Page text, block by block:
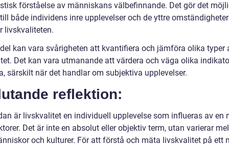
förståelse av människans välbefinnande. Det gör det
både individens inre upplevelser och de yttre
livskvaliteten.
kan vara svårigheten att kvantifiera och jämföra olika typer
Det kan vara utmanande att värdera och väga olika
särskilt när det handlar om subjektiva upplevelser.
reflektion:
är livskvalitet en individuell upplevelse som influeras av en
Det är inte en absolut eller objektiv term, utan varierar
och kulturer. För att förstå och mäta livskvalitet på ett